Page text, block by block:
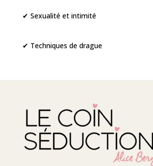
✔ Sexualité et intimité
✔ Techniques de drague